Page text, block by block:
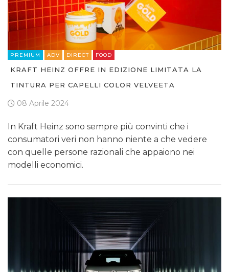
PREMIUM ADV DIRECT FOOD
KRAFT HEINZ OFFRE IN EDIZIONE LIMITATA LA
TINTURA PER CAPELLI COLOR VELVEETA
08 Aprile 2024
In Kraft Heinz sono sempre più convinti che i
consumatori veri non hanno niente a che vedere
con quelle persone razionali che appaiono nei
modelli economici.